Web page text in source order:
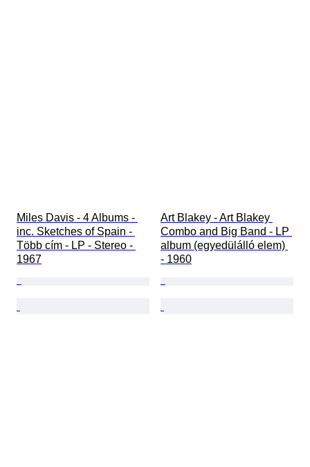
Miles Davis - 4 Albums -
inc. Sketches of Spain -
Több cím - LP - Stereo -
1967
Art Blakey - Art Blakey
Combo and Big Band - LP
album (egyedülálló elem)
- 1960